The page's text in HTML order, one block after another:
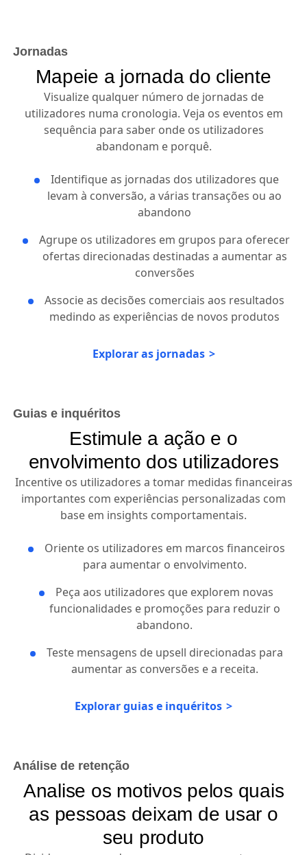
Jornadas
Mapeie a jornada do cliente
Visualize qualquer número de jornadas de
utilizadores numa cronologia. Veja os eventos em
sequência para saber onde os utilizadores
abandonam e porquê.
Identifique as jornadas dos utilizadores que
levam à conversão, a várias transações ou ao
abandono
Agrupe os utilizadores em grupos para oferecer
ofertas direcionadas destinadas a aumentar as
conversões
Associe as decisões comerciais aos resultados
medindo as experiências de novos produtos
Explorar as jornadas
Guias e inquéritos
Estimule a ação e o
envolvimento dos utilizadores
Incentive os utilizadores a tomar medidas financeiras
importantes com experiências personalizadas com
base em insights comportamentais.
Oriente os utilizadores em marcos financeiros
para aumentar o envolvimento.
Peça aos utilizadores que explorem novas
funcionalidades e promoções para reduzir o
abandono.
Teste mensagens de upsell direcionadas para
aumentar as conversões e a receita.
Explorar guias e inquéritos
Análise de retenção
Analise os motivos pelos quais
as pessoas deixam de usar o
seu produto